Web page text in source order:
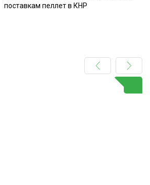
поставкам пеллет в КНР